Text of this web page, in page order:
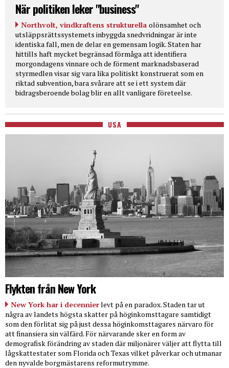
När politiken leker "business"
Northvolt, vindkraftens strukturella olönsamhet och
utsläppsrättssystemets inbyggda snedvridningar är inte
identiska fall, men de delar en gemensam logik. Staten har
hittills haft mycket begränsad förmåga att identifiera
morgondagens vinnare och de förment marknadsbaserad
styrmedlen visar sig vara lika politiskt konstruerat som en
riktad subvention, bara svårare att se i ett system där
bidragsberoende bolag blir en allt vanligare företeelse.
USA
Flykten från New York
New York har i decennierlevt på en paradox. Staden tar ut
några av landets högsta skatter på höginkomsttagare samtidigt
som den förlitat sig på just dessa höginkomsttagares närvaro för
att finansiera sin välfärd. För närvarande sker en form av
demografisk förändring av staden där miljonärer väljer att flytta till
lågskattestater som Florida och Texas vilket påverkar och utmanar
den nyvalde borgmästarens reformutrymme.